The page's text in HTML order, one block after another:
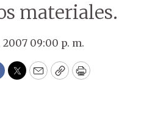
materiales.
09:00 p. m.
Twitter
EmailCopyPrint